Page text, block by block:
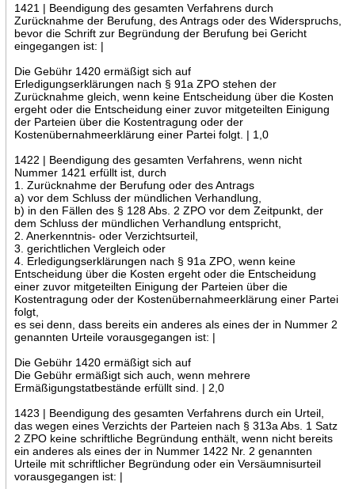
1421 | Beendigung des gesamten Verfahrens durch
Zurücknahme der Berufung, des Antrags oder des Widerspruchs,
bevor die Schrift zur Begründung der Berufung bei Gericht
eingegangen ist: |
Die Gebühr 1420 ermäßigt sich auf
Erledigungserklärungen nach § 91a ZPO stehen der
Zurücknahme gleich, wenn keine Entscheidung über die Kosten
ergeht oder die Entscheidung einer zuvor mitgeteilten Einigung
der Parteien über die Kostentragung oder der
Kostenübernahmeerklärung einer Partei folgt. | 1,0
1422 | Beendigung des gesamten Verfahrens, wenn nicht
Nummer 1421 erfüllt ist, durch
1. Zurücknahme der Berufung oder des Antrags
a) vor dem Schluss der mündlichen Verhandlung,
b) in den Fällen des § 128 Abs. 2 ZPO vor dem Zeitpunkt, der
dem Schluss der mündlichen Verhandlung entspricht,
2. Anerkenntnis- oder Verzichtsurteil,
3. gerichtlichen Vergleich oder
4. Erledigungserklärungen nach § 91a ZPO, wenn keine
Entscheidung über die Kosten ergeht oder die Entscheidung
einer zuvor mitgeteilten Einigung der Parteien über die
Kostentragung oder der Kostenübernahmeerklärung einer Partei
folgt,
es sei denn, dass bereits ein anderes als eines der in Nummer 2
genannten Urteile vorausgegangen ist: |
Die Gebühr 1420 ermäßigt sich auf
Die Gebühr ermäßigt sich auch, wenn mehrere
Ermäßigungstatbestände erfüllt sind. | 2,0
1423 | Beendigung des gesamten Verfahrens durch ein Urteil,
das wegen eines Verzichts der Parteien nach § 313a Abs. 1 Satz
2 ZPO keine schriftliche Begründung enthält, wenn nicht bereits
ein anderes als eines der in Nummer 1422 Nr. 2 genannten
Urteile mit schriftlicher Begründung oder ein Versäumnisurteil
vorausgegangen ist: |